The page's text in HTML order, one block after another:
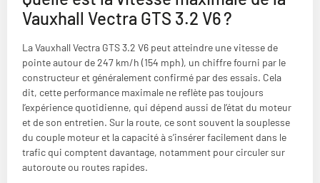
Vauxhall Vectra GTS 3.2 V6 ?
La Vauxhall Vectra GTS 3.2 V6 peut atteindre une vitesse de
pointe autour de 247 km/h (154 mph), un chiffre fourni par le
constructeur et généralement confirmé par des essais. Cela
dit, cette performance maximale ne reflète pas toujours
l’expérience quotidienne, qui dépend aussi de l’état du moteur
et de son entretien. Sur la route, ce sont souvent la souplesse
du couple moteur et la capacité à s’insérer facilement dans le
trafic qui comptent davantage, notamment pour circuler sur
autoroute ou routes rapides.